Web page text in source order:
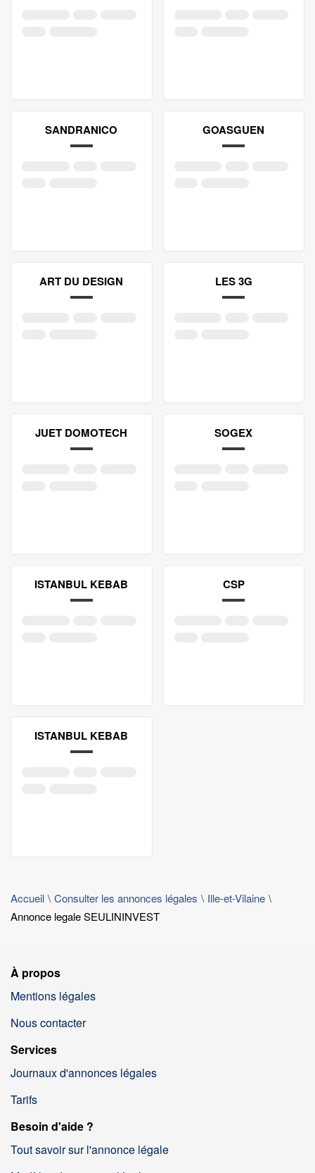
SANDRANICO GOASGUEN
ART DU DESIGN LES 3G
JUET DOMOTECH SOGEX
ISTANBUL KEBAB CSP
ISTANBUL KEBAB
Accueil Consulter les annonces légales
Ille-et-Vilaine
Annonce legale SEULININVEST
À propos
Mentions légales
Nous contacter
Services
Journaux d'annonces légales
Tarifs
Besoin d'aide ?
Tout savoir sur l'annonce légale